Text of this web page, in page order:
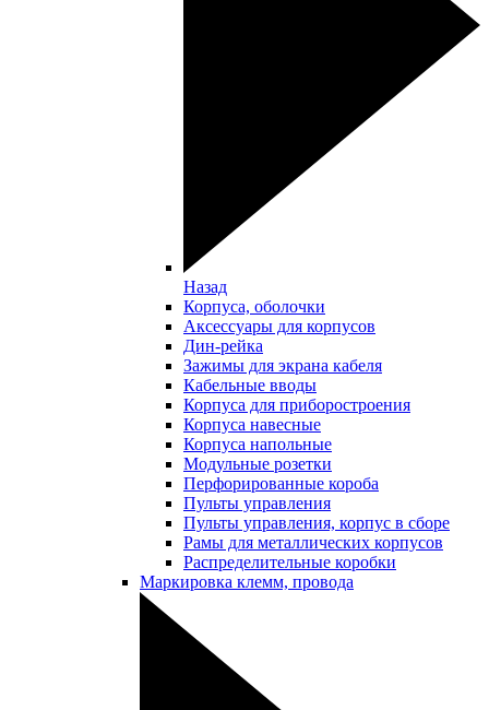
Назад
Корпуса, оболочки
Аксессуары для корпусов
Дин-рейка
Зажимы для экрана кабеля
Кабельные вводы
Корпуса для приборостроения
Корпуса навесные
Корпуса напольные
Модульные розетки
Перфорированные короба
Пульты управления
Пульты управления, корпус в сборе
Рамы для металлических корпусов
Распределительные коробки
Маркировка клемм, провода